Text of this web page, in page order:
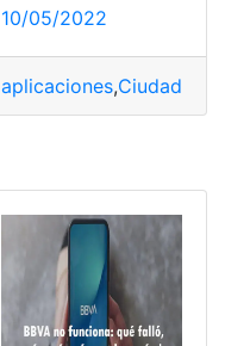
10/05/2022
aplicaciones,Ciudades